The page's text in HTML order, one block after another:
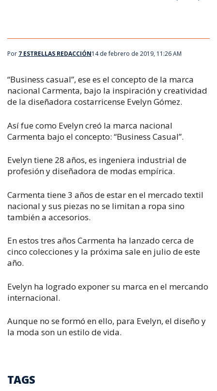
Por 7 ESTRELLAS REDACCIÓN14 de febrero de 2019, 11:26 AM
“Business casual”, ese es el concepto de la marca
nacional Carmenta, bajo la inspiración y creatividad
de la diseñadora costarricense Evelyn Gómez.
Así fue como Evelyn creó la marca nacional
Carmenta bajo el concepto: “Business Casual”.
Evelyn tiene 28 años, es ingeniera industrial de
profesión y diseñadora de modas empírica.
Carmenta tiene 3 años de estar en el mercado textil
nacional y sus piezas no se limitan a ropa sino
también a accesorios.
En estos tres años Carmenta ha lanzado cerca de
cinco colecciones y la próxima sale en julio de este
año.
Evelyn ha logrado exponer su marca en el mercando
internacional.
Aunque no se formó en ello, para Evelyn, el diseño y
la moda son un estilo de vida.
TAGS